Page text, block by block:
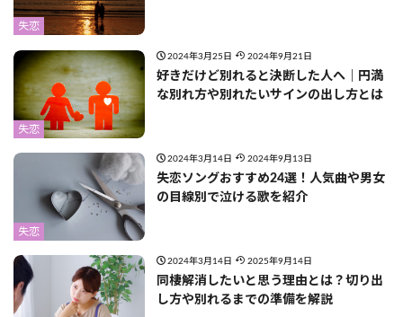
失恋
失恋
2024年3月25日 2024年9月21日
好きだけど別れると決断した人へ｜円満
な別れ方や別れたいサインの出し方とは
失恋
2024年3月14日 2024年9月13日
失恋ソングおすすめ24選！人気曲や男女
の目線別で泣ける歌を紹介
2024年3月14日 2025年9月14日
同棲解消したいと思う理由とは？切り出
し方や別れるまでの準備を解説